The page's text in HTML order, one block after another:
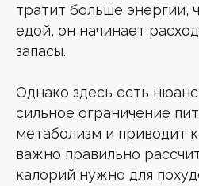
тратит больше энергии,
едой, он начинает
запасы.
Однако здесь есть
сильное ограничение
метаболизм и приводит
важно правильно
калорий нужно для